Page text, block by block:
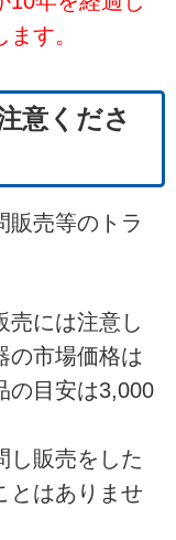
す。
意くださ
販売等のトラ
売には注意し
の市場価格は
の目安は3,000
し販売をした
とはありませ